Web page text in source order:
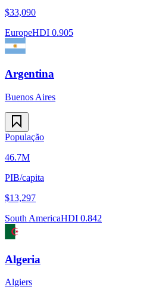
$33,090
EuropeHDI 0.905
Argentina
Buenos Aires
População
46.7M
PIB/capita
$13,297
South AmericaHDI 0.842
Algeria
Algiers